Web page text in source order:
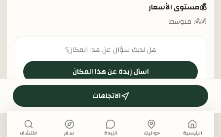
💰مستوى الأسعار
💰💰 متوسط
هل لديك سؤال عن هذا المكان؟
اسأل زبدة عن هذا المكان
الاتجاهات
الرئيسية حواليك الزبدة سفر اكتشف